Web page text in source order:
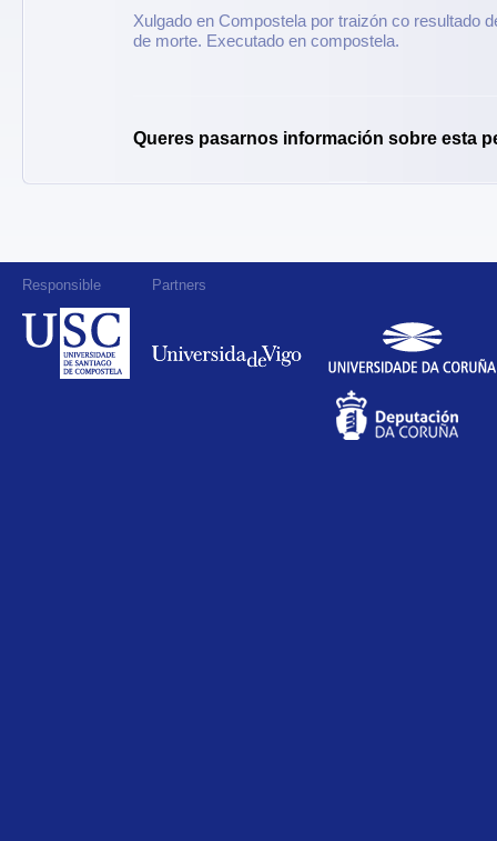
Xulgado en Compostela por traizón co resultado
de morte. Executado en compostela.
Queres pasarnos información sobre esta
Responsible Partners